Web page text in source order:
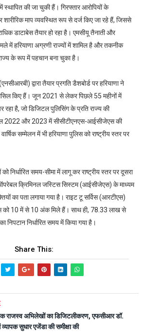
की जा चुकी हैं। गिरफ्तार आरोपियों के
माप व्यवस्थित रूप से दर्ज किए जा रहे हैं, जिससे
डाटाबेस तैयार हो रहा है। एमसीयू तैनाती और
में हरियाणा अग्रणी राज्यों में शामिल है और तकनीक
के रूप में पहचान बना चुका है।
द्वारा तैयार प्रगति डैशबोर्ड पर हरियाणा ने
किए हैं। जून 2021 से लेकर पिछले 55 महीनों में
रहा है, जो डिजिटल पुलिसिंग के प्रति राज्य की
2022 और 2023 में सीसीटीएनएस-आईसीजेएस की
सम्मेलन में भी हरियाणा पुलिस को राष्ट्रीय स्तर पर
निर्धारित समय-सीमा में लागू कर राष्ट्रीय स्तर पर दूसरा
क्रिमिनल जस्टिस सिस्टम (आईसीजेएस) के माध्यम
का पता लगाया गया है। राइट टू सर्विस (आरटीएस)
को 10 में से 10 अंक मिले हैं। साथ ही, 78.33 लाख से
निर्धारित समय में किया गया है।
Share This:
राजस्व अभिलेखों का डिजिटलीकरण, एफसीआर डॉ.
सुधार एजेंडा की समीक्षा की